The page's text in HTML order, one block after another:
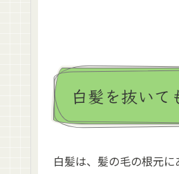
白髪を抜いて
白髪は、髪の毛の根元に